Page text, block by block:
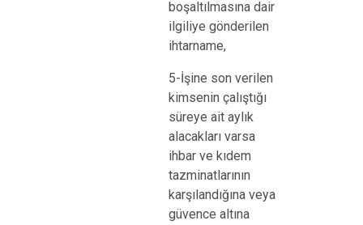
boşaltılmasına dair
ilgiliye gönderilen
ihtarname,
5-İşine son verilen
kimsenin çalıştığı
süreye ait aylık
alacakları varsa
ihbar ve kıdem
tazminatlarının
karşılandığına veya
güvence altına